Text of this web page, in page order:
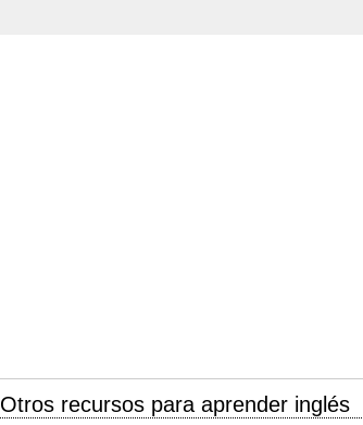
Otros recursos para aprender inglés